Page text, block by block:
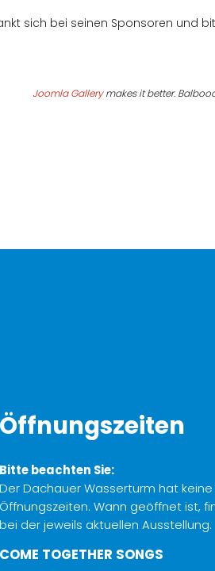
sich bei seinen Sponsoren und
Joomla Gallerymakes it better.
Öffnungszeiten
Bitte beachten Sie:
Der Dachauer Wasserturm hat
Öffnungszeiten. Wann geöffnet ist,
bei der jeweils aktuellen Ausstellung.
COME TOGETHER SONGS